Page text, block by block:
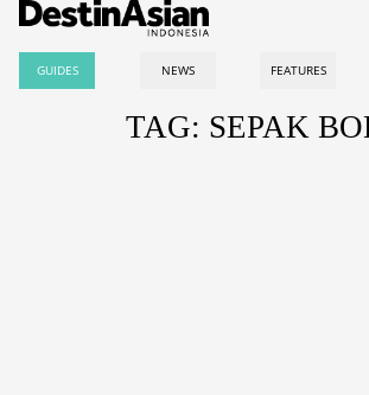
GUIDES NEWS FEATURES
TAG: SEPAK